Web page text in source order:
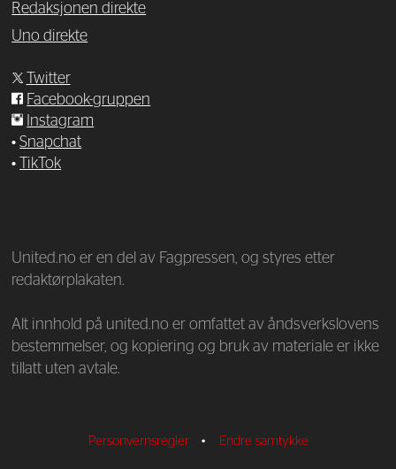
Redaksjonen direkte
Uno direkte
Twitter
Facebook-gruppen
Instagram
•Snapchat
•
TikTok
United.no er en del av Fagpressen, og styres etter
redaktørplakaten.
Alt innhold på united.no er omfattet av åndsverkslovens
bestemmelser, og kopiering og bruk av materiale er ikke
tillatt uten avtale.
Personvernsregler • Endre samtykke